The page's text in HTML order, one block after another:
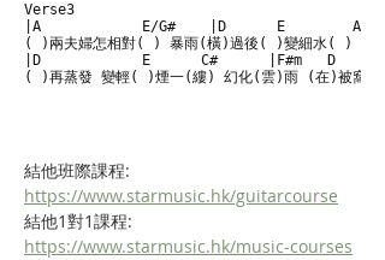
Verse3
|A            E/G#    |D      E        A
( )兩夫婦怎相對( ) 暴雨(橫)過後( )變細水( )
|D            E      C#      |F#m   D
( )再蒸發 變輕( )煙一(縷) 幻化(雲)雨 (在)被窩
結他班際課程:
https://www.starmusic.hk/guitarcourse
結他1對1課程:
https://www.starmusic.hk/music-courses